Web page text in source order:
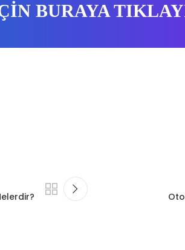
BURAYA